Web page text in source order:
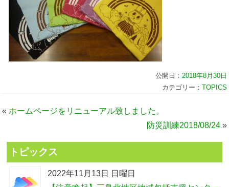
公開日： 2018年8月30日
カテゴリー： TOPICS
« ホームページをリニューアル致しました。
防災訓練2018/08/24»
トピックス
2022年11月13日 日曜日